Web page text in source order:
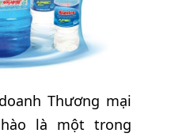
Thương mại
là một trong